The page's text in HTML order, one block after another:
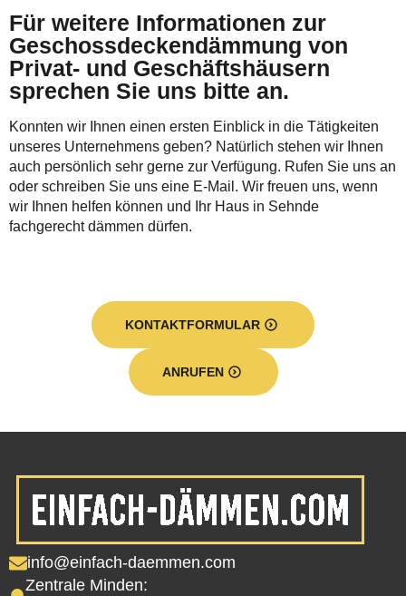
Für weitere Informationen zur
Geschossdeckendämmung von
Privat- und Geschäftshäusern
sprechen Sie uns bitte an.
Konnten wir Ihnen einen ersten Einblick in die Tätigkeiten
unseres Unternehmens geben? Natürlich stehen wir Ihnen
auch persönlich sehr gerne zur Verfügung. Rufen Sie uns an
oder schreiben Sie uns eine E-Mail. Wir freuen uns, wenn
wir Ihnen helfen können und Ihr Haus in Sehnde
fachgerecht dämmen dürfen.
KONTAKTFORMULAR
ANRUFEN
info@einfach-daemmen.com
Zentrale Minden: